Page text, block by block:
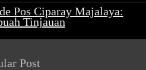
Pos Ciparay Majalaya:
Tinjauan
Post